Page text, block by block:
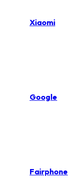
Xiaomi
Google
Fairphone